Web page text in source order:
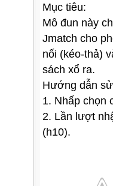
Mục tiêu:
Mô đun này
Jmatch cho
nối (kéo-thả)
sách xổ ra.
Hướng dẫn
1. Nhấp chọn
2. Lần lượt
(h10).